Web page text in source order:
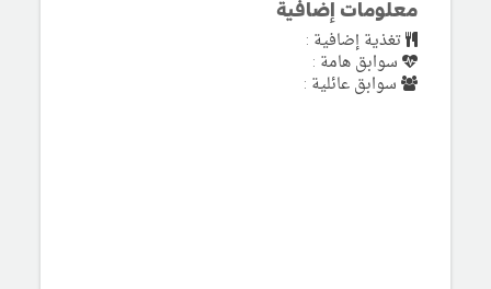
معلومات إضافية
تغذية إضافية :
سوابق هامة :
سوابق عائلية :